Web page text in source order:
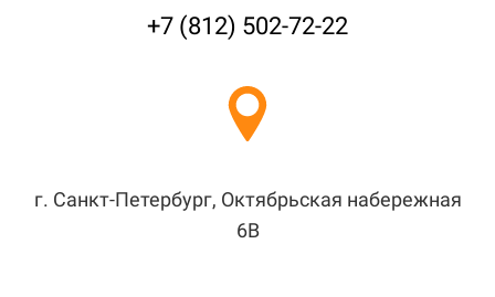
+7 (812) 502-72-22
г. Санкт-Петербург, Октябрьская набережная
6В